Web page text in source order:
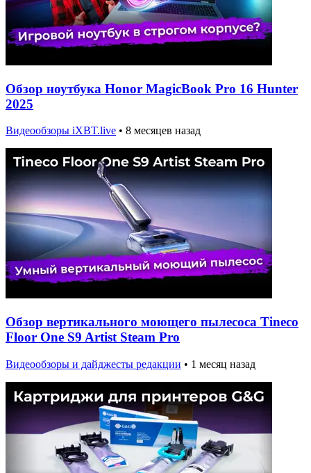
Обзор ноутбука Honor MagicBook Pro 16 Hunter
2025
Видеообзоры iXBT.live • 8 месяцев назад
Обзор вертикального моющего пылесоса Tineco
Floor One S9 Artist Steam Pro
Видеообзоры и дайджесты редакции • 1 месяц назад